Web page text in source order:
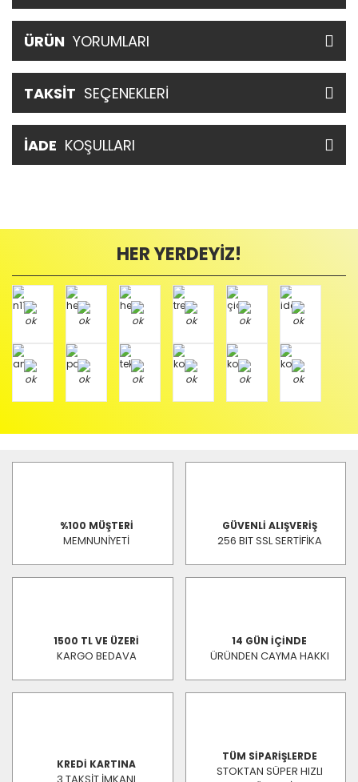
ÜRÜN YORUMLARI
TAKSİT SEÇENEKLERİ
İADE KOŞULLARI
HER YERDEYİZ!
%100 MÜŞTERİ
MEMNUNİYETİ
GÜVENLİ ALIŞVERİŞ
256 BIT SSL SERTİFİKA
1500 TL VE ÜZERİ
KARGO BEDAVA
14 GÜN İÇİNDE
ÜRÜNDEN CAYMA HAKKI
KREDİ KARTINA
3 TAKSİT İMKANI
TÜM SİPARİŞLERDE
STOKTAN SÜPER HIZLI